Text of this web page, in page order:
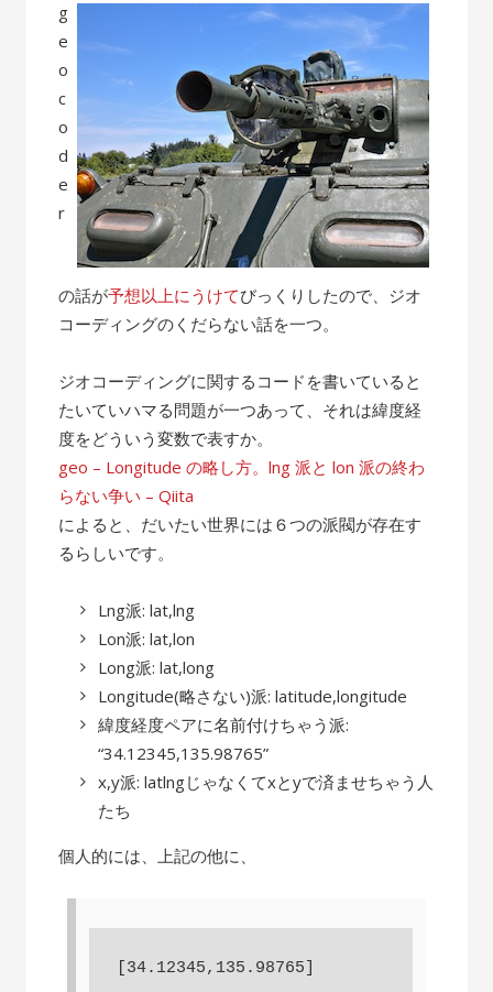
g
e
o
c
o
d
e
r
の話が予想以上にうけてびっくりしたので、ジオ
コーディングのくだらない話を一つ。
ジオコーディングに関するコードを書いていると
たいていハマる問題が一つあって、それは緯度経
度をどういう変数で表すか。
geo – Longitude の略し方。lng 派と lon 派の終わ
らない争い – Qiita
によると、だいたい世界には６つの派閥が存在す
るらしいです。
Lng派: lat,lng
Lon派: lat,lon
Long派: lat,long
Longitude(略さない)派: latitude,longitude
緯度経度ペアに名前付けちゃう派:
“34.12345,135.98765”
x,y派: latlngじゃなくてxとyで済ませちゃう人
たち
個人的には、上記の他に、